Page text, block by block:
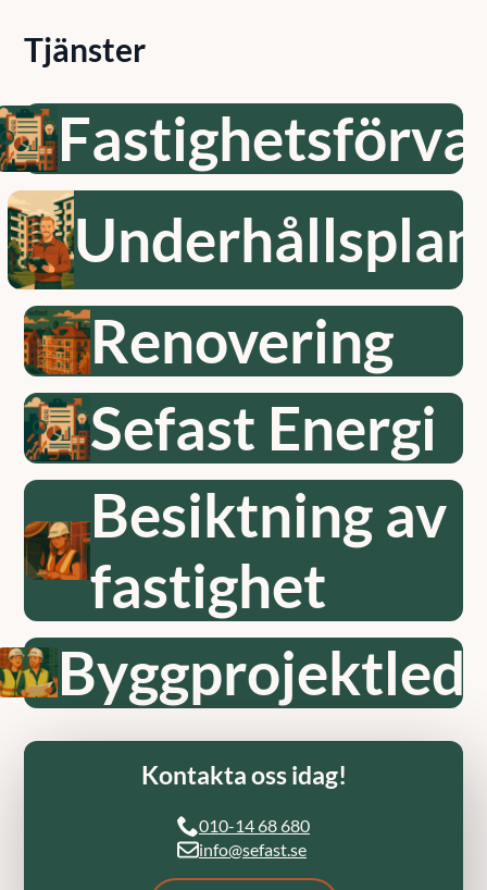
Tjänster
Underhållsplan
Renovering
Sefast Energi
Besiktning av
fastighet
Kontakta oss idag!
010-14 68 680
info@sefast.se